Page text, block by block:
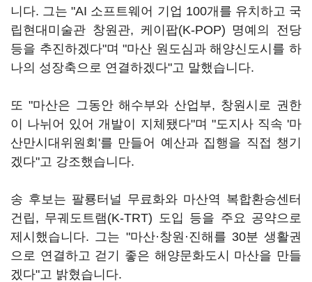
니다. 그는 "AI 소프트웨어 기업 100개를 유치하고 국
립현대미술관 창원관, 케이팝(K-POP) 명예의 전당
등을 추진하겠다"며 "마산 원도심과 해양신도시를 하
나의 성장축으로 연결하겠다"고 말했습니다.
또 "마산은 그동안 해수부와 산업부, 창원시로 권한
이 나뉘어 있어 개발이 지체됐다"며 "도지사 직속 '마
산만시대위원회'를 만들어 예산과 집행을 직접 챙기
겠다"고 강조했습니다.
송 후보는 팔룡터널 무료화와 마산역 복합환승센터
건립, 무궤도트램(K-TRT) 도입 등을 주요 공약으로
제시했습니다. 그는 "마산·창원·진해를 30분 생활권
으로 연결하고 걷기 좋은 해양문화도시 마산을 만들
겠다"고 밝혔습니다.